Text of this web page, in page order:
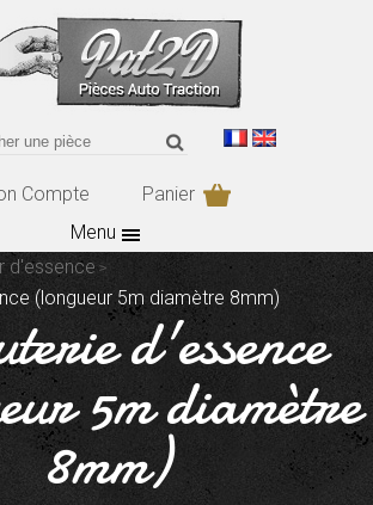
Compte
Panier
Menu
d'essence
(longueur 5m diamètre 8mm)
d'essence
5m diamètre
8mm)